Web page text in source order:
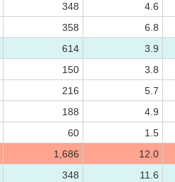
348 4.6
358 6.8
614 3.9
150 3.8
216 5.7
188 4.9
60 1.5
1,686 12.0
348 11.6